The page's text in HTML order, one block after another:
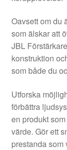
Villkor
Oavsett om du
som älskar att
JBL
konstruktion
som både du
Utforska
förbättra
en produkt
värde. Gör ett
prestanda som